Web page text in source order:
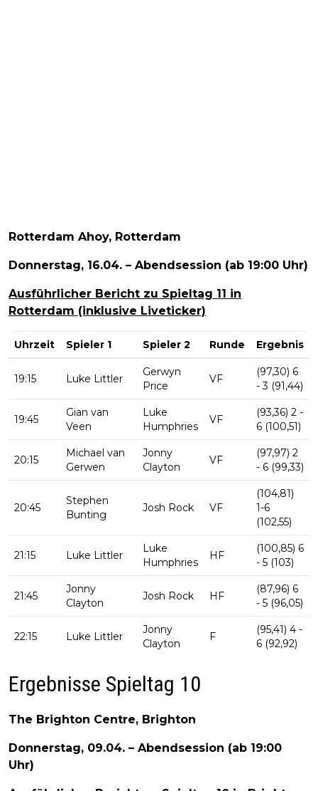
Rotterdam Ahoy, Rotterdam
Donnerstag, 16.04. – Abendsession (ab 19:00 Uhr)
Ausführlicher Bericht zu Spieltag 11 in
Rotterdam (inklusive Liveticker)
Uhrzeit Spieler 1 Spieler 2 Runde Ergebnis
19:15 Luke Littler
Gerwyn
Price
VF
(97,30) 6
- 3 (91,44)
19:45
Gian van
Veen
Luke
Humphries
VF
(93,36) 2 -
6 (100,51)
20:15
Michael van
Gerwen
Jonny
Clayton
VF
(97,97) 2
- 6 (99,33)
20:45
Stephen
Bunting
Josh Rock VF
(104,81)
1-6
(102,55)
21:15 Luke Littler
Luke
Humphries
HF
(100,85) 6
- 5 (103)
21:45
Jonny
Clayton
Josh Rock HF
(87,96) 6
- 5 (96,05)
22:15 Luke Littler
Jonny
Clayton
F
(95,41) 4 -
6 (92,92)
Ergebnisse Spieltag 10
The Brighton Centre, Brighton
Donnerstag, 09.04. – Abendsession (ab 19:00
Uhr)